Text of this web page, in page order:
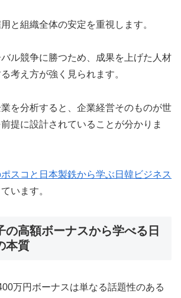
と組織全体の安定を重視します。
ル競争に勝つため、成果を上げた人材
考え方が強く見られます。
を分析すると、企業経営そのものが世
提に設計されていることが分かりま
ポスコと日本製鉄から学ぶ日韓ビジネス
います。
の高額ボーナスから学べる日
本質
万円ボーナスは単なる話題性のある